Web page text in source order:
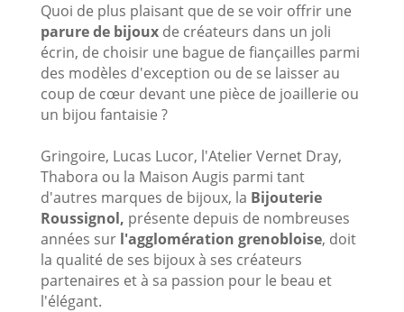
Quoi de plus plaisant que de se voir offrir une
parure de bijouxde créateurs dans un joli
écrin, de choisir une bague de fiançailles parmi
des modèles d'exception ou de se laisser au
coup de cœur devant une pièce de joaillerie ou
un bijou fantaisie ?
Gringoire, Lucas Lucor, l'Atelier Vernet Dray,
Thabora ou la Maison Augis parmi tant
d'autres marques de bijoux, la Bijouterie
Roussignol, présente depuis de nombreuses
années sur l'agglomération grenobloise, doit
la qualité de ses bijoux à ses créateurs
partenaires et à sa passion pour le beau et
l'élégant.